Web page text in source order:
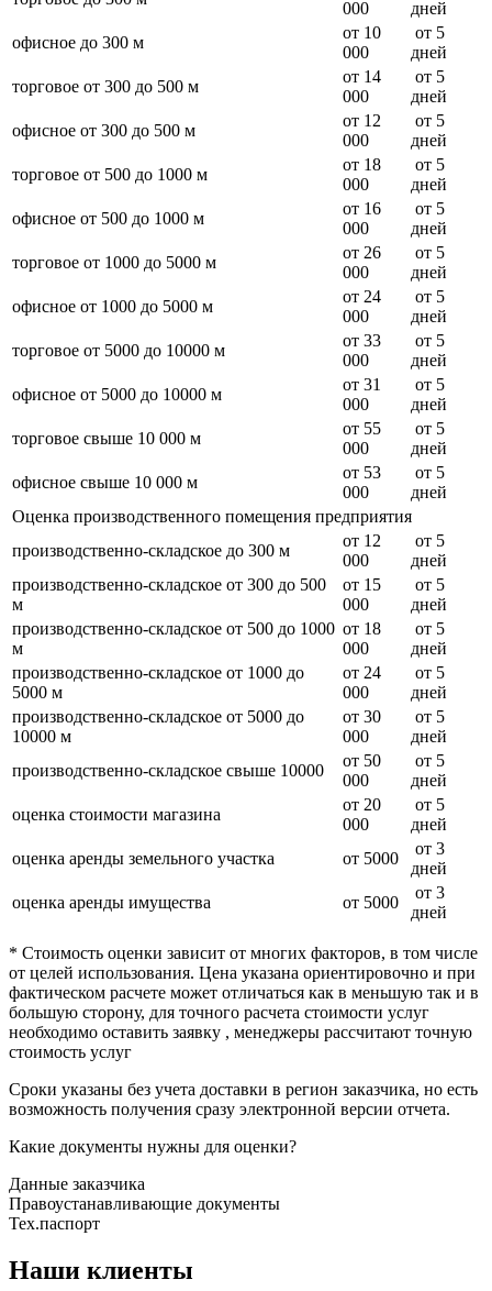
000
дней
офисное до 300 м
от 10
000
от 5
дней
торговое от 300 до 500 м
от 14
000
от 5
дней
офисное от 300 до 500 м
от 12
000
от 5
дней
торговое от 500 до 1000 м
от 18
000
от 5
дней
офисное от 500 до 1000 м
от 16
000
от 5
дней
торговое от 1000 до 5000 м
от 26
000
от 5
дней
офисное от 1000 до 5000 м
от 24
000
от 5
дней
торговое от 5000 до 10000 м
от 33
000
от 5
дней
офисное от 5000 до 10000 м
от 31
000
от 5
дней
торговое свыше 10 000 м
от 55
000
от 5
дней
офисное свыше 10 000 м
от 53
000
от 5
дней
Оценка производственного помещения предприятия
производственно-складское до 300 м
от 12
000
от 5
дней
производственно-складское от 300 до 500
м
от 15
000
от 5
дней
производственно-складское от 500 до 1000
м
от 18
000
от 5
дней
производственно-складское от 1000 до
5000 м
от 24
000
от 5
дней
производственно-складское от 5000 до
10000 м
от 30
000
от 5
дней
производственно-складское свыше 10000
от 50
000
от 5
дней
оценка стоимости магазина
от 20
000
от 5
дней
оценка аренды земельного участка
от 5000
от 3
дней
оценка аренды имущества
от 5000
от 3
дней
* Стоимость оценки зависит от многих факторов, в том числе
от целей использования. Цена указана ориентировочно и при
фактическом расчете может отличаться как в меньшую так и в
большую сторону, для точного расчета стоимости услуг
необходимо оставить заявку , менеджеры рассчитают точную
стоимость услуг
Сроки указаны без учета доставки в регион заказчика, но есть
возможность получения сразу электронной версии отчета.
Какие документы нужны для оценки?
Данные заказчика
Правоустанавливающие документы
Тех.паспорт
Наши клиенты